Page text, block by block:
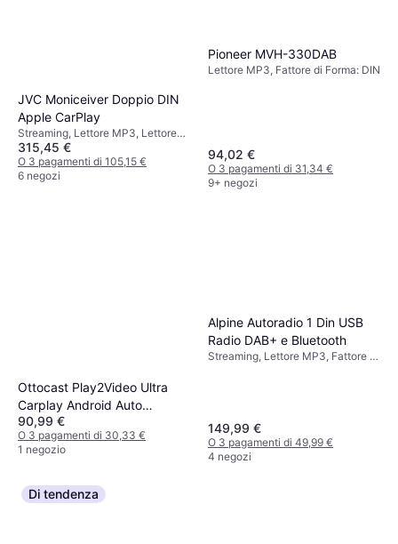
JVC Moniceiver Doppio DIN
Apple CarPlay
Streaming, Lettore MP3, Lettore
DVD, Fattore di Forma: Doppio DIN
315,45 €
O 3 pagamenti di 105,15 €
6 negozi
Pioneer MVH-330DAB
Lettore MP3, Fattore di Forma: DIN
94,02 €
O 3 pagamenti di 31,34 €
9+ negozi
Ottocast Play2Video Ultra
Carplay Android Auto
Adattatore
90,99 €
O 3 pagamenti di 30,33 €
1 negozio
Alpine Autoradio 1 Din USB
Radio DAB+ e Bluetooth
Streaming, Lettore MP3, Fattore di
149,99 €
O 3 pagamenti di 49,99 €
4 negozi
Di tendenza